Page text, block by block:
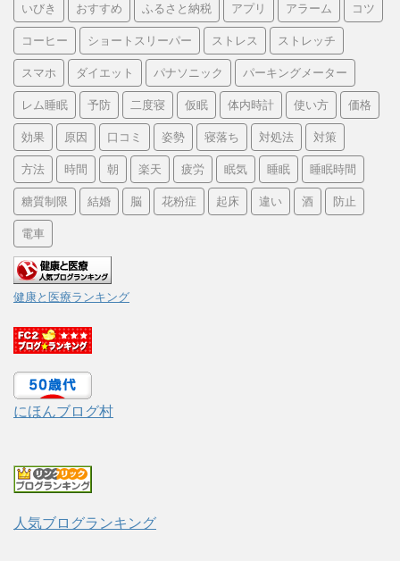
いびき おすすめ ふるさと納税 アプリ アラーム コツ
コーヒー ショートスリーパー ストレス ストレッチ
スマホ ダイエット パナソニック パーキングメーター
レム睡眠 予防 二度寝 仮眠 体内時計 使い方 価格
効果 原因 口コミ 姿勢 寝落ち 対処法 対策
方法 時間 朝 楽天 疲労 眠気 睡眠 睡眠時間
糖質制限 結婚 脳 花粉症 起床 違い 酒 防止
電車
健康と医療ランキング
にほんブログ村
人気ブログランキング